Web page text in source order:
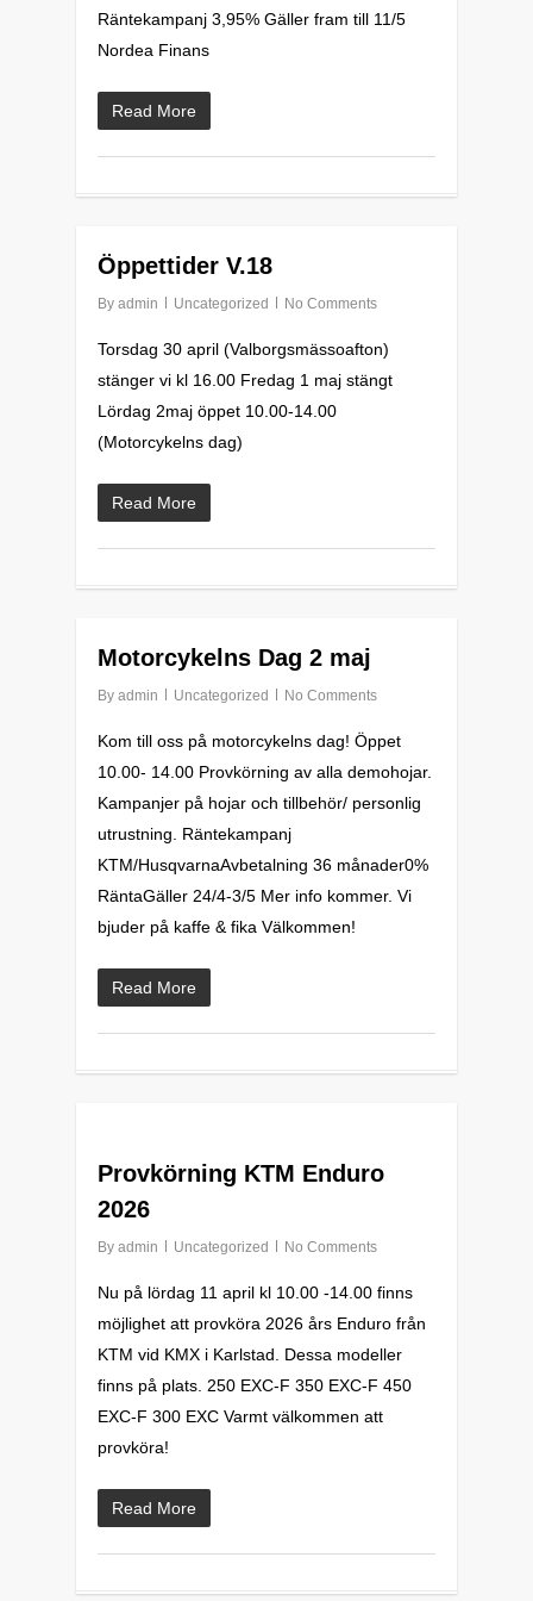
Räntekampanj 3,95% Gäller fram till 11/5
Nordea Finans
Read More
Öppettider V.18
By admin Uncategorized No Comments
Torsdag 30 april (Valborgsmässoafton)
stänger vi kl 16.00 Fredag 1 maj stängt
Lördag 2maj öppet 10.00-14.00
(Motorcykelns dag)
Read More
0
Motorcykelns Dag 2 maj
By admin Uncategorized No Comments
Kom till oss på motorcykelns dag! Öppet
10.00- 14.00 Provkörning av alla demohojar.
Kampanjer på hojar och tillbehör/ personlig
utrustning. Räntekampanj
KTM/HusqvarnaAvbetalning 36 månader0%
RäntaGäller 24/4-3/5 Mer info kommer. Vi
bjuder på kaffe & fika Välkommen!
Read More
0
Provkörning KTM Enduro
2026
By admin Uncategorized No Comments
Nu på lördag 11 april kl 10.00 -14.00 finns
möjlighet att provköra 2026 års Enduro från
KTM vid KMX i Karlstad. Dessa modeller
finns på plats. 250 EXC-F 350 EXC-F 450
EXC-F 300 EXC Varmt välkommen att
provköra!
Read More